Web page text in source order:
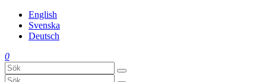
English
Svenska
Deutsch
0